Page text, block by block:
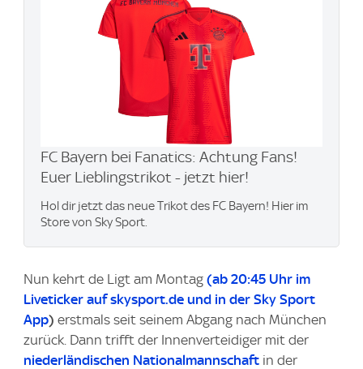
FC Bayern bei Fanatics: Achtung Fans!
Euer Lieblingstrikot - jetzt hier!
Hol dir jetzt das neue Trikot des FC Bayern! Hier im
Store von Sky Sport.
Nun kehrt de Ligt am Montag (ab 20:45 Uhr im
Liveticker auf skysport.de und in der Sky Sport
App) erstmals seit seinem Abgang nach München
zurück. Dann trifft der Innenverteidiger mit der
niederländischen Nationalmannschaft in der